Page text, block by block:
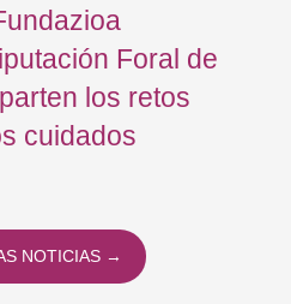
Foral de
los retos
cuidados
NOTICIAS →